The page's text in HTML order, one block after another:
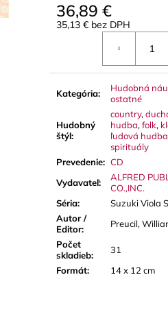
36,89 €
35,13 € bez DPH
Kategória:
Hudobná
ostatné
Hudobný
štýl:
country,
hudba, folk,
ľudová hudba
spirituály
Prevedenie: CD
Vydavateľ:
ALFRED
CO.,INC.
Séria:
Suzuki Viola
Autor /
Editor:
Preucil,
Počet
skladieb:
31
Formát: 14 x 12 cm
VANDOREN JAVA RED CUT